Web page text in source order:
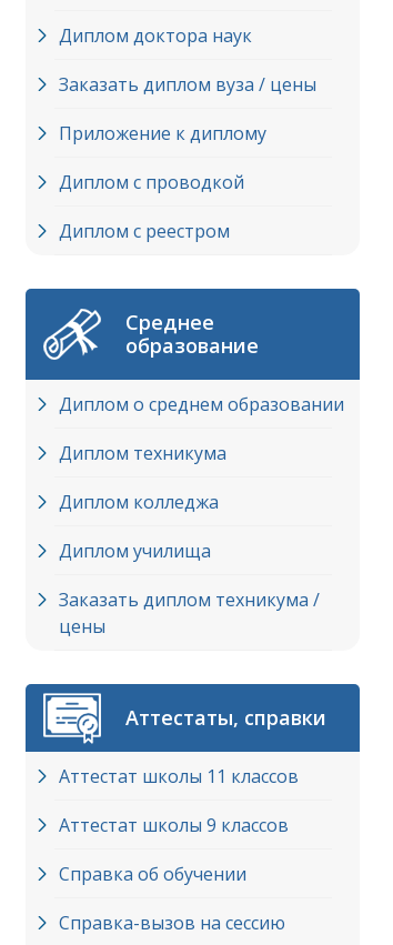
Диплом доктора наук
Заказать диплом вуза / цены
Приложение к диплому
Диплом с проводкой
Диплом с реестром
Среднее
образование
Диплом о среднем образовании
Диплом техникума
Диплом колледжа
Диплом училища
Заказать диплом техникума /
цены
Аттестаты, справки
Аттестат школы 11 классов
Аттестат школы 9 классов
Справка об обучении
Справка-вызов на сессию